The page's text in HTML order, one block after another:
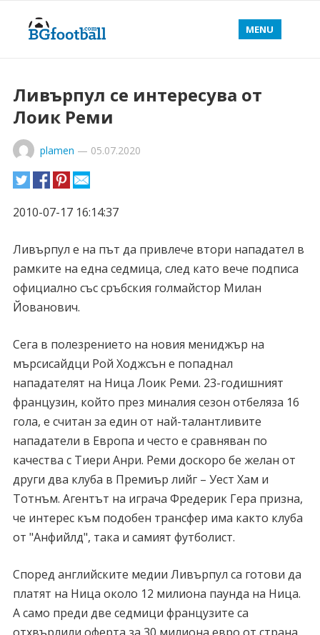
MENU
Ливърпул се интересува от
Лоик Реми
plamen — 05.07.2020
2010-07-17 16:14:37
Ливърпул е на път да привлече втори нападател в
рамките на една седмица, след като вече подписа
официално със сръбския голмайстор Милан
Йованович.
Сега в полезрението на новия мениджър на
мърсисайдци Рой Ходжсън е попаднал
нападателят на Ница Лоик Реми. 23-годишният
французин, който през миналия сезон отбеляза 16
гола, е считан за един от най-талантливите
нападатели в Европа и често е сравняван по
качества с Тиери Анри. Реми доскоро бе желан от
други два клуба в Премиър лийг – Уест Хам и
Тотнъм. Агентът на играча Фредерик Гера призна,
че интерес към подобен трансфер има както клуба
от "Анфийлд", така и самият футболист.
Според английските медии Ливърпул са готови да
платят на Ница около 12 милиона паунда на Ница.
А само преди две седмици французите са